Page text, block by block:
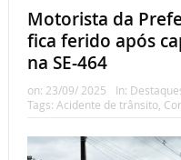
Motorista da
fica ferido após
na SE-464
on: 23/09/ 2025 In:
Tags: Acidente de trânsito,